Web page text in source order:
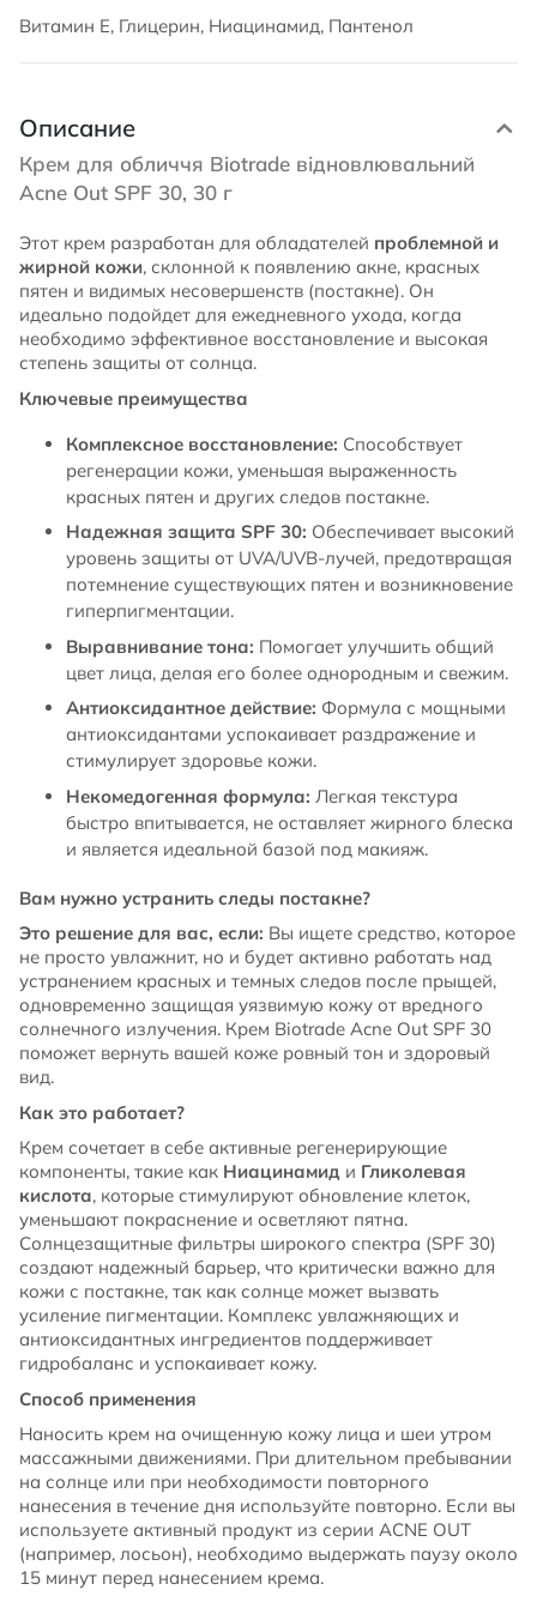
Витамин Е, Глицерин, Ниацинамид, Пантенол
Описание
Крем для обличчя Biotrade відновлювальний
Acne Out SPF 30, 30 г
Этот крем разработан для обладателей проблемной и
жирной кожи, склонной к появлению акне, красных
пятен и видимых несовершенств (постакне). Он
идеально подойдет для ежедневного ухода, когда
необходимо эффективное восстановление и высокая
степень защиты от солнца.
Ключевые преимущества
Комплексное восстановление: Способствует
регенерации кожи, уменьшая выраженность
красных пятен и других следов постакне.
Надежная защита SPF 30: Обеспечивает высокий
уровень защиты от UVA/UVB-лучей, предотвращая
потемнение существующих пятен и возникновение
гиперпигментации.
Выравнивание тона: Помогает улучшить общий
цвет лица, делая его более однородным и свежим.
Антиоксидантное действие: Формула с мощными
антиоксидантами успокаивает раздражение и
стимулирует здоровье кожи.
Некомедогенная формула: Легкая текстура
быстро впитывается, не оставляет жирного блеска
и является идеальной базой под макияж.
Вам нужно устранить следы постакне?
Это решение для вас, если: Вы ищете средство, которое
не просто увлажнит, но и будет активно работать над
устранением красных и темных следов после прыщей,
одновременно защищая уязвимую кожу от вредного
солнечного излучения. Крем Biotrade Acne Out SPF 30
поможет вернуть вашей коже ровный тон и здоровый
вид.
Как это работает?
Крем сочетает в себе активные регенерирующие
компоненты, такие как Ниацинамид и Гликолевая
кислота, которые стимулируют обновление клеток,
уменьшают покраснение и осветляют пятна.
Солнцезащитные фильтры широкого спектра (SPF 30)
создают надежный барьер, что критически важно для
кожи с постакне, так как солнце может вызвать
усиление пигментации. Комплекс увлажняющих и
антиоксидантных ингредиентов поддерживает
гидробаланс и успокаивает кожу.
Способ применения
Наносить крем на очищенную кожу лица и шеи утром
массажными движениями. При длительном пребывании
на солнце или при необходимости повторного
нанесения в течение дня используйте повторно. Если вы
используете активный продукт из серии ACNE OUT
(например, лосьон), необходимо выдержать паузу около
15 минут перед нанесением крема.